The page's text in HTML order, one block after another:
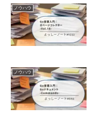
ノウハウ
ノウハウ